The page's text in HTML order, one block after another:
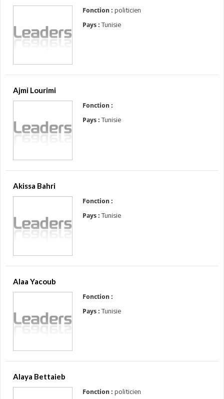
Fonction : politicien
Pays : Tunisie
Ajmi Lourimi
Fonction :
Pays : Tunisie
Akissa Bahri
Fonction :
Pays : Tunisie
Alaa Yacoub
Fonction :
Pays : Tunisie
Alaya Bettaieb
Fonction : politicien